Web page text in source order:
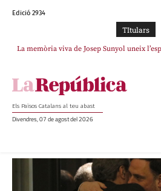
Edició 2934
TItulars
La memòria viva de Josep Sunyol uneix
Els Països Catalans al teu abast
Divendres, 07 de agost del 2026